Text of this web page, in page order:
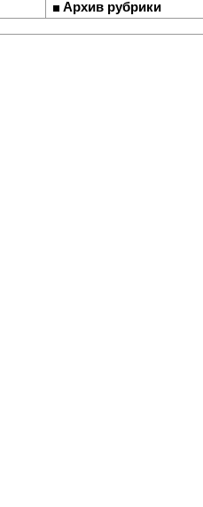
Архив рубрики